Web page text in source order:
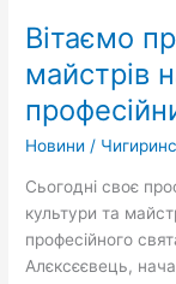
Вітаємо
майстрів
Новини /
Сьогодні своє
культури та
професійного
Алєксєєвець,
культури
майстрів
народного
мистецтва
професійним
святом